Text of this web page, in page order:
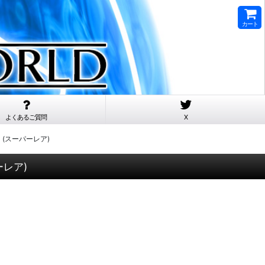
カート
よくあるご質問 X
スーパーレア)
ア)